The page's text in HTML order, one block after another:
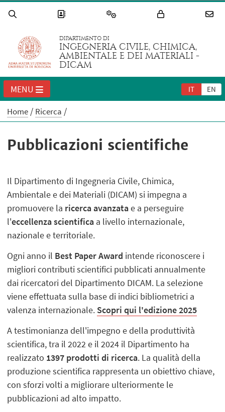
DIPARTIMENTO DI
INGEGNERIA CIVILE, CHIMICA,
AMBIENTALE E DEI MATERIALI -
DICAM
IT EN
MENU
Home Ricerca
Pubblicazioni scientifiche
Il Dipartimento di Ingegneria Civile, Chimica,
Ambientale e dei Materiali (DICAM) si impegna a
promuovere la ricerca avanzatae a perseguire
l'eccellenza scientifica a livello internazionale,
nazionale e territoriale.
Ogni anno il Best Paper Award intende riconoscere i
migliori contributi scientifici pubblicati annualmente
dai ricercatori del Dipartimento DICAM. La selezione
viene effettuata sulla base di indici bibliometrici a
valenza internazionale. Scopri qui l'edizione 2025
A testimonianza dell'impegno e della produttività
scientifica, tra il 2022 e il 2024 il Dipartimento ha
realizzato 1397 prodotti di ricerca. La qualità della
produzione scientifica rappresenta un obiettivo chiave,
con sforzi volti a migliorare ulteriormente le
pubblicazioni ad alto impatto.